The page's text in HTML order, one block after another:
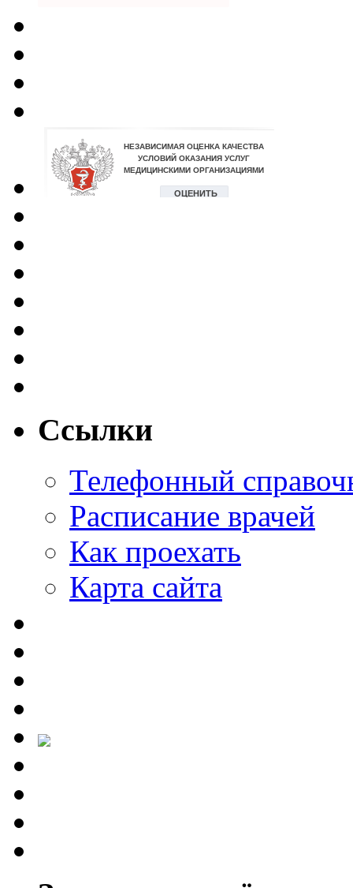
Ссылки
Телефонный
Расписание врачей
Как проехать
Карта сайта